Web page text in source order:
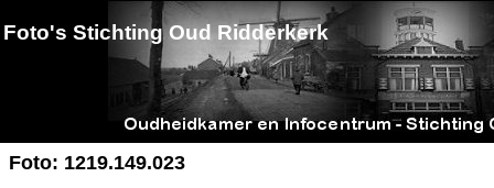
Foto's Stichting Oud Ridderkerk
Foto: 1219.149.023